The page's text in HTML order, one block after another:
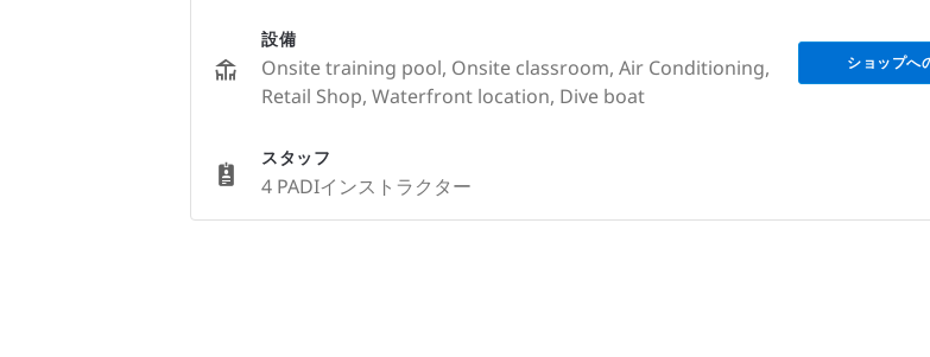
設備
Onsite training pool, Onsite classroom, Air Conditioning,
Retail Shop, Waterfront location, Dive boat
スタッフ
4 PADIインストラクター
ショップへ